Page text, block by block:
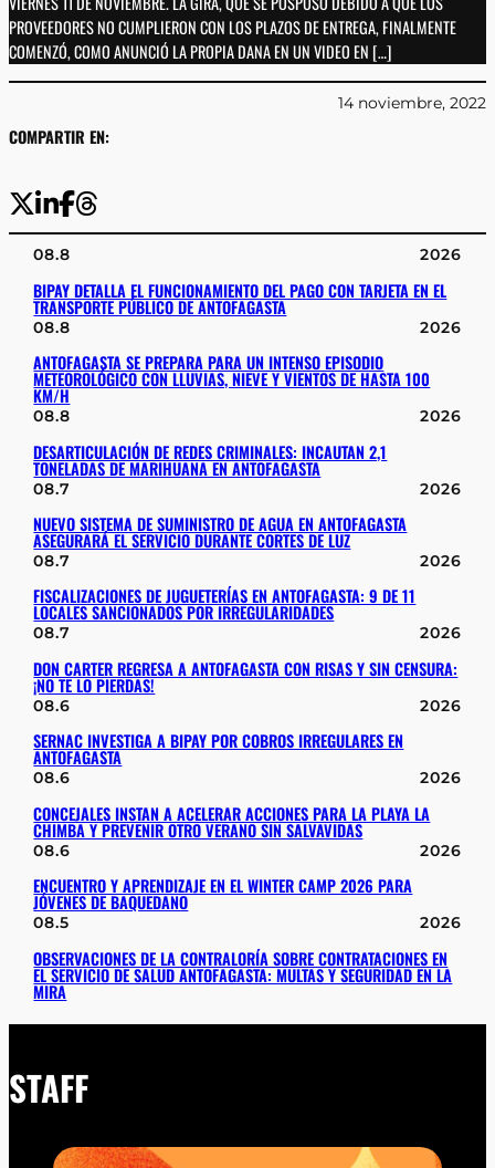
PROVEEDORES NO CUMPLIERON CON LOS PLAZOS DE ENTREGA, FINALMENTE
COMENZÓ, COMO ANUNCIÓ LA PROPIA DANA EN UN VIDEO EN […]
COMPARTIR EN:
14 noviembre, 2022
08.8 2026
BIPAY DETALLA EL FUNCIONAMIENTO DEL PAGO CON TARJETA EN EL
TRANSPORTE PÚBLICO DE ANTOFAGASTA
08.8 2026
ANTOFAGASTA SE PREPARA PARA UN INTENSO EPISODIO
METEOROLÓGICO CON LLUVIAS, NIEVE Y VIENTOS DE HASTA 100
KM/H
08.8 2026
DESARTICULACIÓN DE REDES CRIMINALES: INCAUTAN 2,1
TONELADAS DE MARIHUANA EN ANTOFAGASTA
08.7 2026
NUEVO SISTEMA DE SUMINISTRO DE AGUA EN ANTOFAGASTA
ASEGURARÁ EL SERVICIO DURANTE CORTES DE LUZ
08.7 2026
FISCALIZACIONES DE JUGUETERÍAS EN ANTOFAGASTA: 9 DE 11
LOCALES SANCIONADOS POR IRREGULARIDADES
08.7 2026
DON CARTER REGRESA A ANTOFAGASTA CON RISAS Y SIN CENSURA:
¡NO TE LO PIERDAS!
08.6 2026
SERNAC INVESTIGA A BIPAY POR COBROS IRREGULARES EN
ANTOFAGASTA
08.6 2026
CONCEJALES INSTAN A ACELERAR ACCIONES PARA LA PLAYA LA
CHIMBA Y PREVENIR OTRO VERANO SIN SALVAVIDAS
08.6 2026
ENCUENTRO Y APRENDIZAJE EN EL WINTER CAMP 2026 PARA
JÓVENES DE BAQUEDANO
08.5 2026
OBSERVACIONES DE LA CONTRALORÍA SOBRE CONTRATACIONES EN
EL SERVICIO DE SALUD ANTOFAGASTA: MULTAS Y SEGURIDAD EN LA
MIRA
STAFF